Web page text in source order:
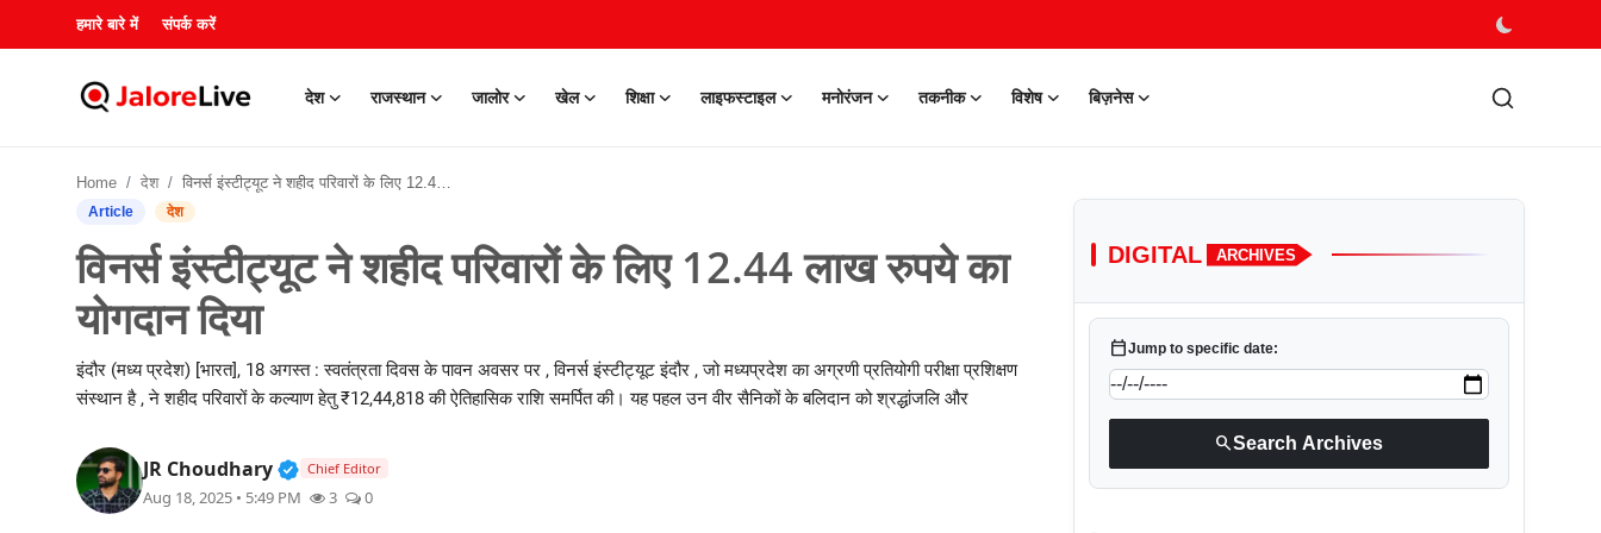
हमारे बारे में संपर्क करें
देश राजस्थान जालोर खेल शिक्षा लाइफस्टाइल मनोरंजन तकनीक विशेष बिज़नेस
राजस्थान
Home देश विनर्स इंस्टीट्यूट ने शहीद परिवारों के लिए 12.44 लाख रुपये का योगदान दिया
Article देश
विनर्स इंस्टीट्यूट ने शहीद परिवारों के लिए 12.44 लाख रुपये का
योगदान दिया
इंदौर (मध्य प्रदेश) [भारत], 18 अगस्त : स्वतंत्रता दिवस के पावन अवसर पर , विनर्स इंस्टीट्यूट इंदौर , जो मध्यप्रदेश का अग्रणी प्रतियोगी परीक्षा प्रशिक्षण
संस्थान है , ने शहीद परिवारों के कल्याण हेतु ₹12,44,818 की ऐतिहासिक राशि समर्पित की। यह पहल उन वीर सैनिकों के बलिदान को श्रद्धांजलि और
JR Choudhary Verified Public Figure • 30 Mar, 2026
Chief Editor
Aug 18, 2025 • 5:49 PM 3 0
DIGITAL ARCHIVES
calendar_todayJump to specific date:
searchSearch Archives